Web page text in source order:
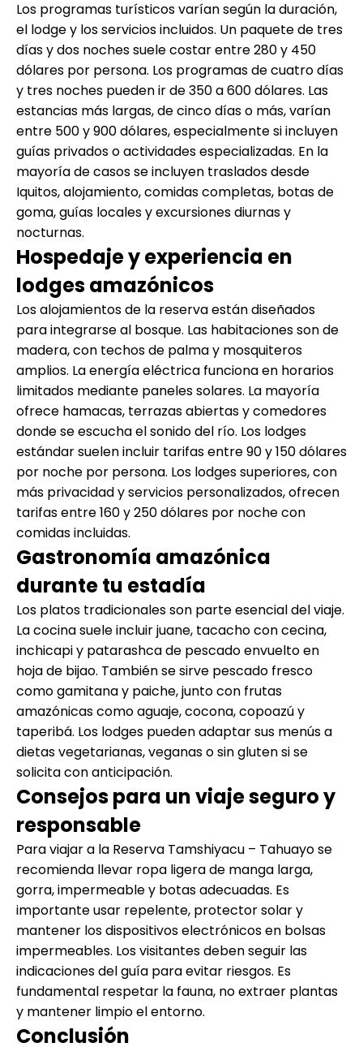
Los programas turísticos varían según la duración,
el lodge y los servicios incluidos. Un paquete de tres
días y dos noches suele costar entre 280 y 450
dólares por persona. Los programas de cuatro días
y tres noches pueden ir de 350 a 600 dólares. Las
estancias más largas, de cinco días o más, varían
entre 500 y 900 dólares, especialmente si incluyen
guías privados o actividades especializadas. En la
mayoría de casos se incluyen traslados desde
Iquitos, alojamiento, comidas completas, botas de
goma, guías locales y excursiones diurnas y
nocturnas.
Hospedaje y experiencia en
lodges amazónicos
Los alojamientos de la reserva están diseñados
para integrarse al bosque. Las habitaciones son de
madera, con techos de palma y mosquiteros
amplios. La energía eléctrica funciona en horarios
limitados mediante paneles solares. La mayoría
ofrece hamacas, terrazas abiertas y comedores
donde se escucha el sonido del río. Los lodges
estándar suelen incluir tarifas entre 90 y 150 dólares
por noche por persona. Los lodges superiores, con
más privacidad y servicios personalizados, ofrecen
tarifas entre 160 y 250 dólares por noche con
comidas incluidas.
Gastronomía amazónica
durante tu estadía
Los platos tradicionales son parte esencial del viaje.
La cocina suele incluir juane, tacacho con cecina,
inchicapi y patarashca de pescado envuelto en
hoja de bijao. También se sirve pescado fresco
como gamitana y paiche, junto con frutas
amazónicas como aguaje, cocona, copoazú y
taperibá. Los lodges pueden adaptar sus menús a
dietas vegetarianas, veganas o sin gluten si se
solicita con anticipación.
Consejos para un viaje seguro y
responsable
Para viajar a la Reserva Tamshiyacu – Tahuayo se
recomienda llevar ropa ligera de manga larga,
gorra, impermeable y botas adecuadas. Es
importante usar repelente, protector solar y
mantener los dispositivos electrónicos en bolsas
impermeables. Los visitantes deben seguir las
indicaciones del guía para evitar riesgos. Es
fundamental respetar la fauna, no extraer plantas
y mantener limpio el entorno.
Conclusión